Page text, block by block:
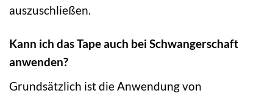
auszuschließen.
Kann ich das Tape auch bei Schwangerschaft
anwenden?
Grundsätzlich ist die Anwendung von